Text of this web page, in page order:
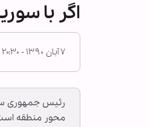
اگر با
۷ آبان ۱۳۹۰ - ۲۰:۳۰
رئیس جمهوری
محور منطقه است